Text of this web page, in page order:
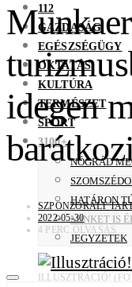
112
GAZDASÁG
EGÉSZSÉGÜGY
OKTATÁS
KULTÚRA
TERMÉSZET
SPORT
3100+
NÓGRÁD
HATÁRON
MINKET IS
JEGYZETEK
idegen
SZPONZORÁLT
2022-05-30
4 PERC OLVASÁS
ILLUSZTRÁCIÓ!